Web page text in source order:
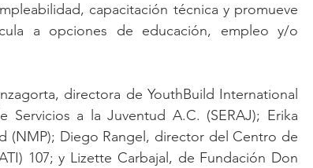
capacitación técnica y promueve
a opciones de educación, empleo y/o
directora de YouthBuild International
a la Juventud A.C. (SERAJ); Erika
(NMP); Diego Rangel, director del Centro de
107; y Lizette Carbajal, de Fundación Don